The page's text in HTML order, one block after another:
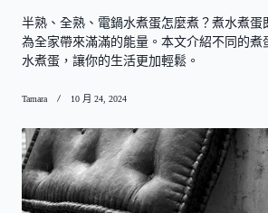
半熟、全熟、電鍋水煮蛋怎麼煮？煮水煮蛋
為全家帶來滿滿的能量。本文介紹不同的煮
水煮蛋，讓你的生活更加輕鬆。
Tamara 10 月 24, 2024